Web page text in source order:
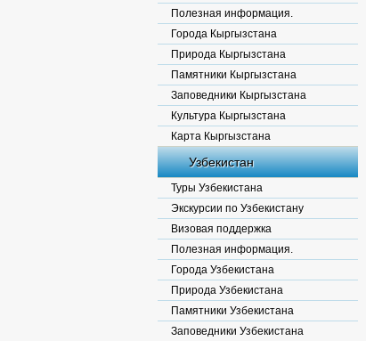
Полезная информация.
Города Кыргызстана
Природа Кыргызстана
Памятники Кыргызстана
Заповедники Кыргызстана
Культура Кыргызстана
Карта Кыргызстана
Узбекистан
Туры Узбекистана
Экскурсии по Узбекистану
Визовая поддержка
Полезная информация.
Города Узбекистана
Природа Узбекистана
Памятники Узбекистана
Заповедники Узбекистана